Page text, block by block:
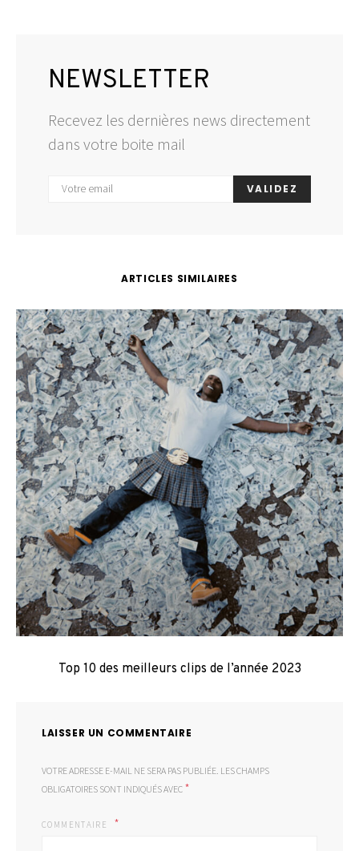
NEWSLETTER
Recevez les dernières news directement
dans votre boite mail
VALIDEZ
ARTICLES SIMILAIRES
Top 10 des meilleurs clips de l’année 2023
LAISSER UN COMMENTAIRE
VOTRE ADRESSE E-MAIL NE SERA PAS PUBLIÉE. LES CHAMPS
OBLIGATOIRES SONT INDIQUÉS AVEC *
COMMENTAIRE